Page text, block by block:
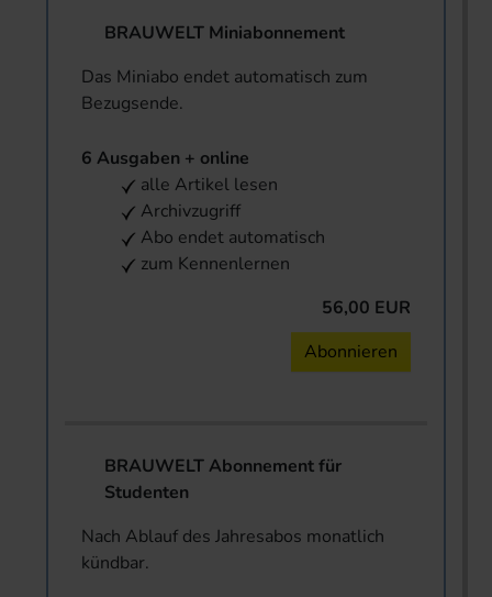
BRAUWELT Miniabonnement
Das Miniabo endet automatisch zum
Bezugsende.
6 Ausgaben + online
alle Artikel lesen
Archivzugriff
Abo endet automatisch
zum Kennenlernen
56,00 EUR
Abonnieren
BRAUWELT Abonnement für
Studenten
Nach Ablauf des Jahresabos monatlich
kündbar.